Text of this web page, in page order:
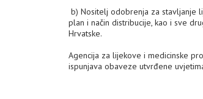
b) Nositelj odobrenja za stavljanje
plan i način distribucije, kao i sve
Hrvatske.
Agencija za lijekove i medicinske
ispunjava obaveze utvrđene